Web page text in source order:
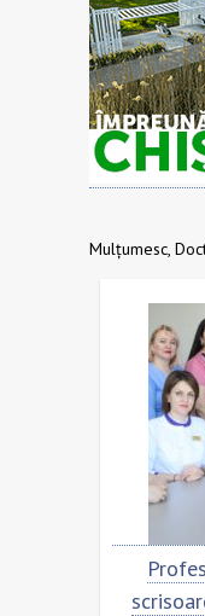
Mulțumesc,
și empatie:
de mulțumire pentru